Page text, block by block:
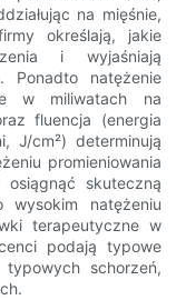
na mięśnie,
określają, jakie
i wyjaśniają
Ponadto natężenie
w miliwatach na
fluencja (energia
J/cm²) determinują
promieniowania
skuteczną
natężeniu
terapeutyczne w
podają typowe
schorzeń,